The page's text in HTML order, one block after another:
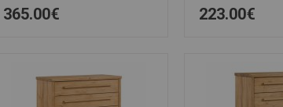
365.00€ 223.00€